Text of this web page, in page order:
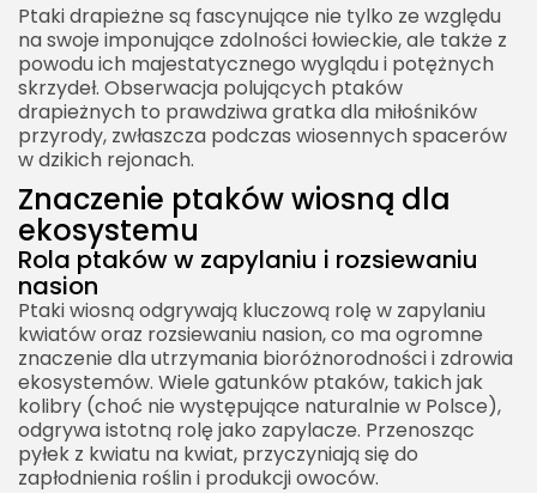
Ptaki drapieżne są fascynujące nie tylko ze względu
na swoje imponujące zdolności łowieckie, ale także z
powodu ich majestatycznego wyglądu i potężnych
skrzydeł. Obserwacja polujących ptaków
drapieżnych to prawdziwa gratka dla miłośników
przyrody, zwłaszcza podczas wiosennych spacerów
w dzikich rejonach.
Znaczenie ptaków wiosną dla
ekosystemu
Rola ptaków w zapylaniu i rozsiewaniu
nasion
Ptaki wiosną odgrywają kluczową rolę w zapylaniu
kwiatów oraz rozsiewaniu nasion, co ma ogromne
znaczenie dla utrzymania bioróżnorodności i zdrowia
ekosystemów. Wiele gatunków ptaków, takich jak
kolibry (choć nie występujące naturalnie w Polsce),
odgrywa istotną rolę jako zapylacze. Przenosząc
pyłek z kwiatu na kwiat, przyczyniają się do
zapłodnienia roślin i produkcji owoców.